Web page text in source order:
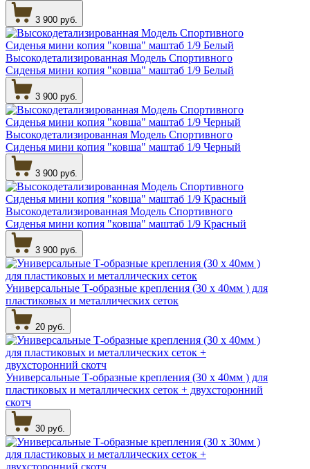
3 900 руб.
Высокодетализированная Модель Спортивного
Сиденья мини копия "ковша" маштаб 1/9 Белый
3 900 руб.
Высокодетализированная Модель Спортивного
Сиденья мини копия "ковша" маштаб 1/9 Черный
3 900 руб.
Высокодетализированная Модель Спортивного
Сиденья мини копия "ковша" маштаб 1/9 Красный
3 900 руб.
Универсальные Т-образные крепления (30 х 40мм ) для
пластиковых и металлических сеток
20 руб.
Универсальные Т-образные крепления (30 х 40мм ) для
пластиковых и металлических сеток + двухсторонний
скотч
30 руб.